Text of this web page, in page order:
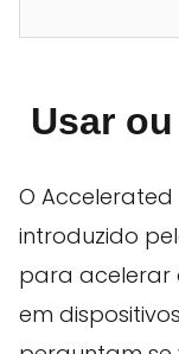
Usar
O Accelerated
introduzido
para acelerar
em